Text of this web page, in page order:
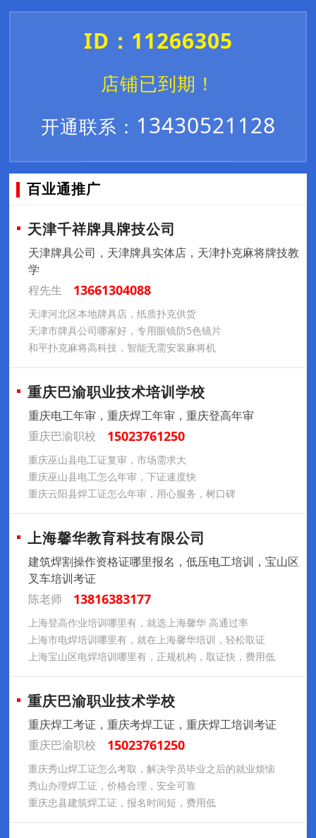
ID：11266305
店铺已到期！
开通联系： 13430521128
百业通推广
天津千祥牌具牌技公司
天津牌具公司，天津牌具实体店，天津扑克麻将牌技教
学
程先生
13661304088
天津河北区本地牌具店，纸质扑克供货
天津市牌具公司哪家好，专用眼镜防5色镜片
和平扑克麻将高科技，智能无需安装麻将机
重庆巴渝职业技术培训学校
重庆电工年审，重庆焊工年审，重庆登高年审
重庆巴渝职校
15023761250
重庆巫山县电工证复审，市场需求大
重庆巫山县电工怎么年审，下证速度快
重庆云阳县焊工证怎么年审，用心服务，树口碑
上海馨华教育科技有限公司
建筑焊割操作资格证哪里报名，低压电工培训，宝山区
叉车培训考证
陈老师
13816383177
上海登高作业培训哪里有，就选上海馨华 高通过率
上海市电焊培训哪里有，就在上海馨华培训，轻松取证
上海宝山区电焊培训哪里有，正规机构，取证快，费用低
重庆巴渝职业技术学校
重庆焊工考证，重庆考焊工证，重庆焊工培训考证
重庆巴渝职校
15023761250
重庆秀山焊工证怎么考取，解决学员毕业之后的就业烦恼
秀山办理焊工证，价格合理，安全可靠
重庆忠县建筑焊工证，报名时间短，费用低